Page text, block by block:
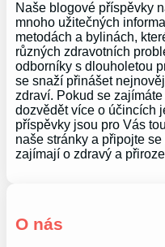
Naše blogové příspěvky
mnoho užitečných
metodách a bylinách,
různých zdravotních
odborníky s dlouholetou
se snaží přinášet
zdraví. Pokud se
dozvědět více o účincích
příspěvky jsou pro Vás
naše stránky a připojte
zajímají o zdravý a
O nás